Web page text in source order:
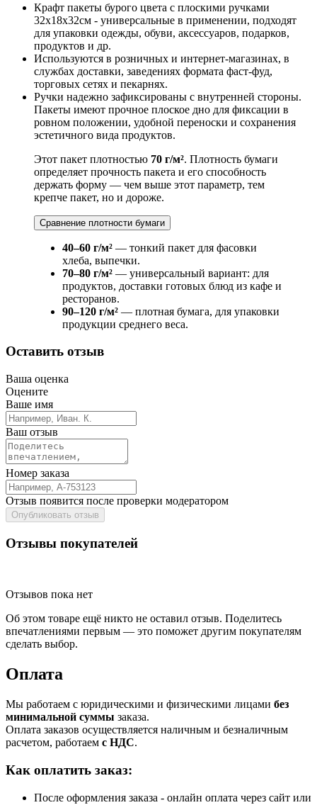
Крафт пакеты бурого цвета с плоскими ручками
32x18x32см - универсальные в применении, подходят
для упаковки одежды, обуви, аксессуаров, подарков,
продуктов и др.
Используются в розничных и интернет-магазинах, в
службах доставки, заведениях формата фаст-фуд,
торговых сетях и пекарнях.
Ручки надежно зафиксированы с внутренней стороны.
Пакеты имеют прочное плоское дно для фиксации в
ровном положении, удобной переноски и сохранения
эстетичного вида продуктов.
Этот пакет плотностью 70 г/м². Плотность бумаги
определяет прочность пакета и его способность
держать форму — чем выше этот параметр, тем
крепче пакет, но и дороже.
Сравнение плотности бумаги
40–60 г/м² — тонкий пакет для фасовки
хлеба, выпечки.
70–80 г/м² — универсальный вариант: для
продуктов, доставки готовых блюд из кафе и
ресторанов.
90–120 г/м² — плотная бумага, для упаковки
продукции среднего веса.
Оставить отзыв
Ваша оценка
Оцените
Ваше имя
Ваш отзыв
Номер заказа
Отзыв появится после проверки модератором
Опубликовать отзыв
Отзывы покупателей
Отзывов пока нет
Об этом товаре ещё никто не оставил отзыв. Поделитесь
впечатлениями первым — это поможет другим покупателям
сделать выбор.
Оплата
Мы работаем с юридическими и физическими лицами без
минимальной суммы заказа.
Оплата заказов осуществляется наличным и безналичным
расчетом, работаем с НДС.
Как оплатить заказ:
После оформления заказа - онлайн оплата через сайт или